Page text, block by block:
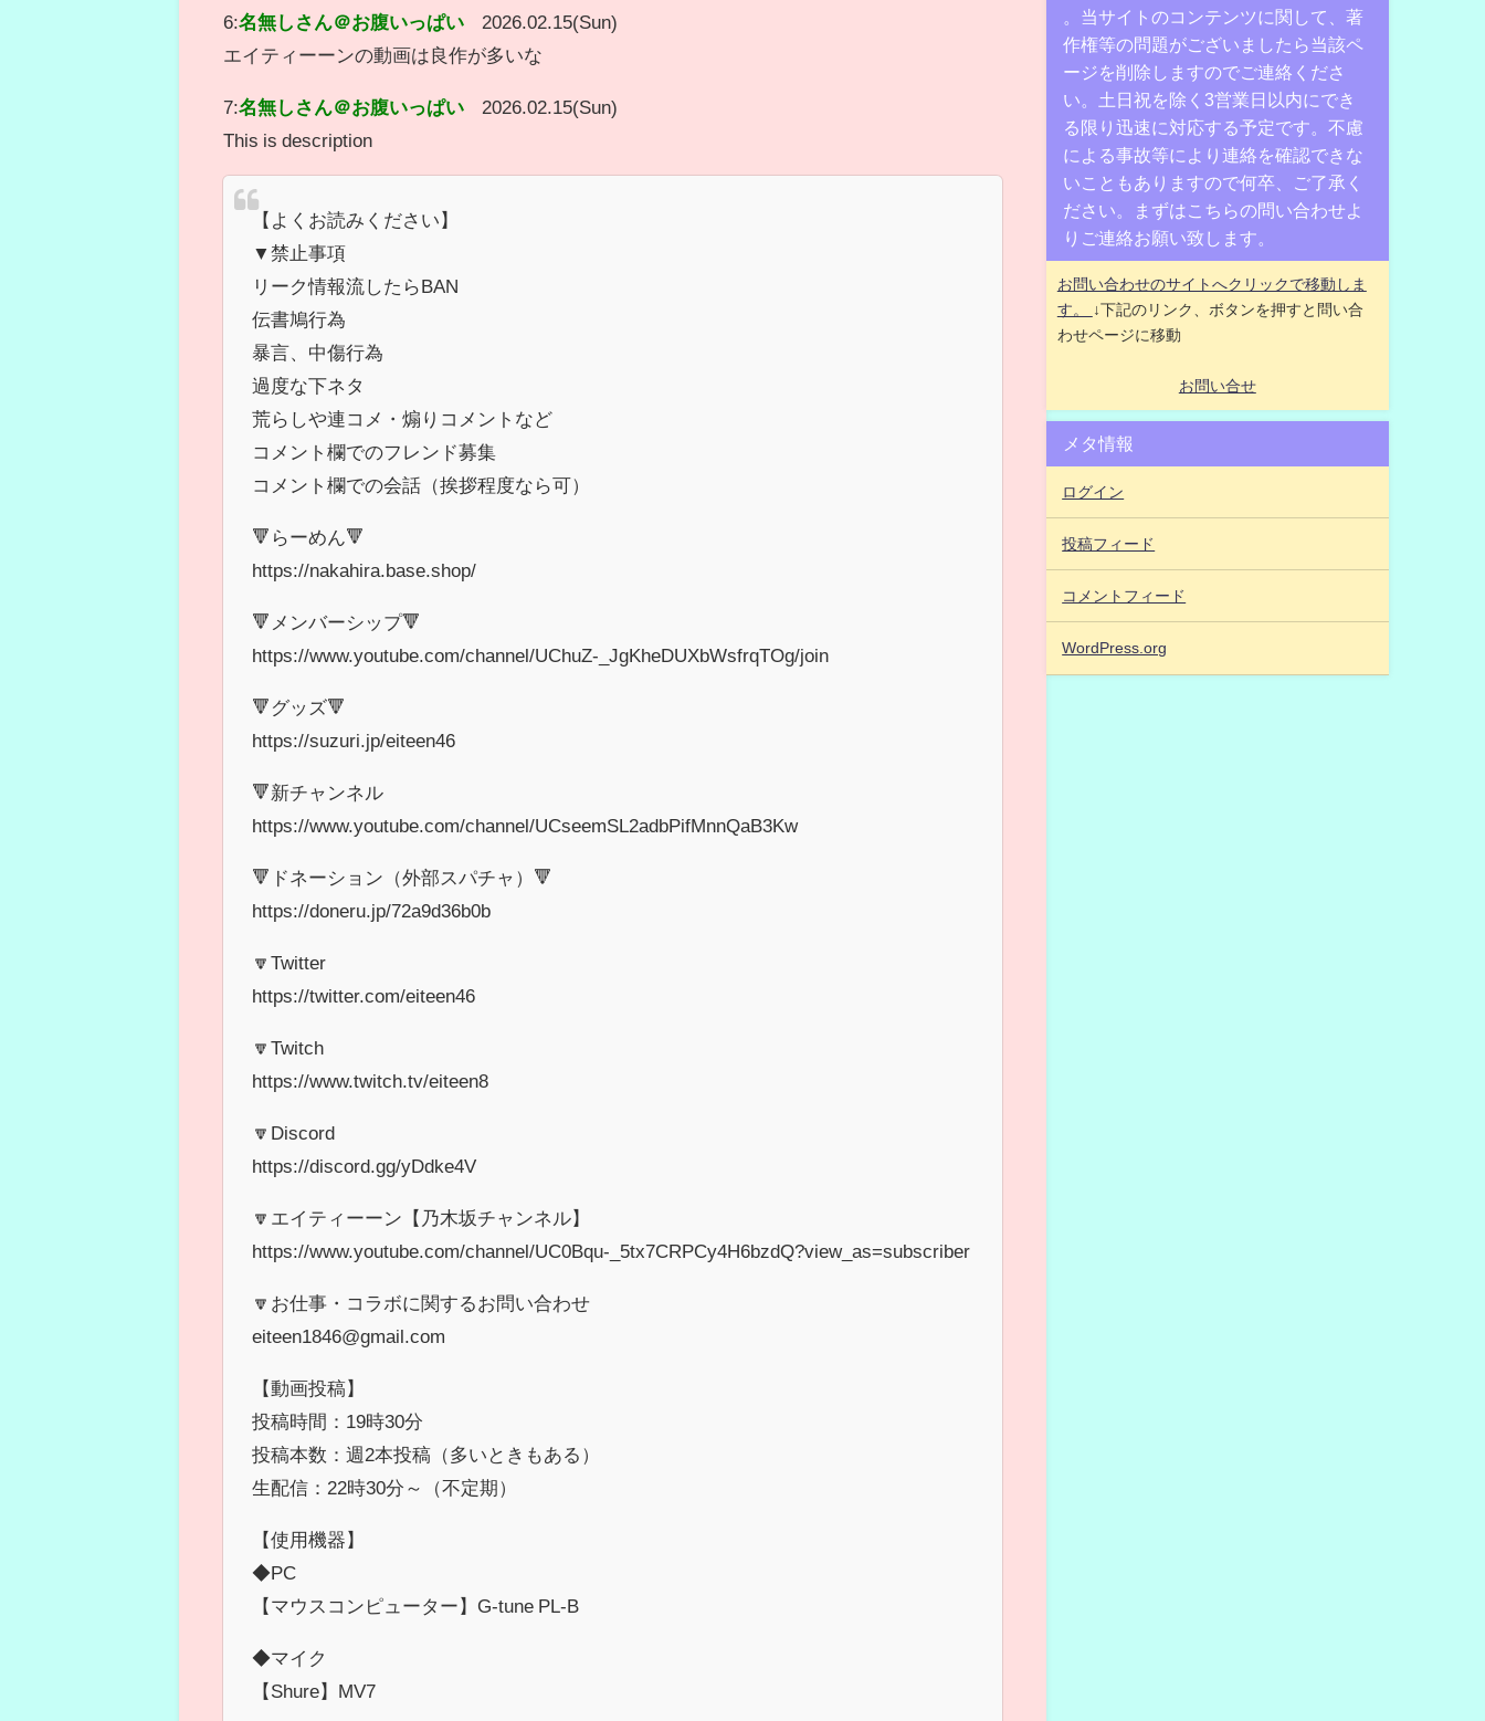
6:名無しさん＠お腹いっぱい
2026.02.15(Sun)
エイティーーンの動画は良作が多いな
7:名無しさん＠お腹いっぱい
2026.02.15(Sun)
This is description
【よくお読みください】
▼禁止事項
リーク情報流したらBAN
伝書鳩行為
暴言、中傷行為
過度な下ネタ
荒らしや連コメ・煽りコメントなど
コメント欄でのフレンド募集
コメント欄での会話（挨拶程度なら可）
🔻らーめん🔻
https://nakahira.base.shop/
🔻メンバーシップ🔻
https://www.youtube.com/channel/UChuZ-_JgKheDUXbWsfrqTOg/join
🔻グッズ🔻
https://suzuri.jp/eiteen46
🔻新チャンネル
https://www.youtube.com/channel/UCseemSL2adbPifMnnQaB3Kw
🔻ドネーション（外部スパチャ）🔻
https://doneru.jp/72a9d36b0b
🔽Twitter
https://twitter.com/eiteen46
🔽Twitch
https://www.twitch.tv/eiteen8
🔽Discord
https://discord.gg/yDdke4V
🔽エイティーーン【乃木坂チャンネル】
https://www.youtube.com/channel/UC0Bqu-_5tx7CRPCy4H6bzdQ?view_as=subscriber
🔽お仕事・コラボに関するお問い合わせ
eiteen1846@gmail.com
【動画投稿】
投稿時間：19時30分
投稿本数：週2本投稿（多いときもある）
生配信：22時30分～（不定期）
【使用機器】
◆PC
【マウスコンピューター】G-tune PL-B
◆マイク
【Shure】MV7
。当サイトのコンテンツに関して、著
作権等の問題がございましたら当該ペ
ージを削除しますのでご連絡くださ
い。土日祝を除く3営業日以内にでき
る限り迅速に対応する予定です。不慮
による事故等により連絡を確認できな
いこともありますので何卒、ご了承く
ださい。まずはこちらの問い合わせよ
りご連絡お願い致します。
お問い合わせのサイトへクリックで移動しま
す。
↓下記のリンク、ボタンを押すと問い合
わせページに移動
お問い合せ
メタ情報
ログイン
投稿フィード
コメントフィード
WordPress.org